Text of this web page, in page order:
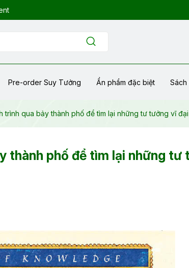
Pre-order Suy Tưởng Ẩn phẩm đặc biệt Sách
trình qua bảy thành phố để tìm lại những tư tưởng vĩ đại
thành phố để tìm lại những tư